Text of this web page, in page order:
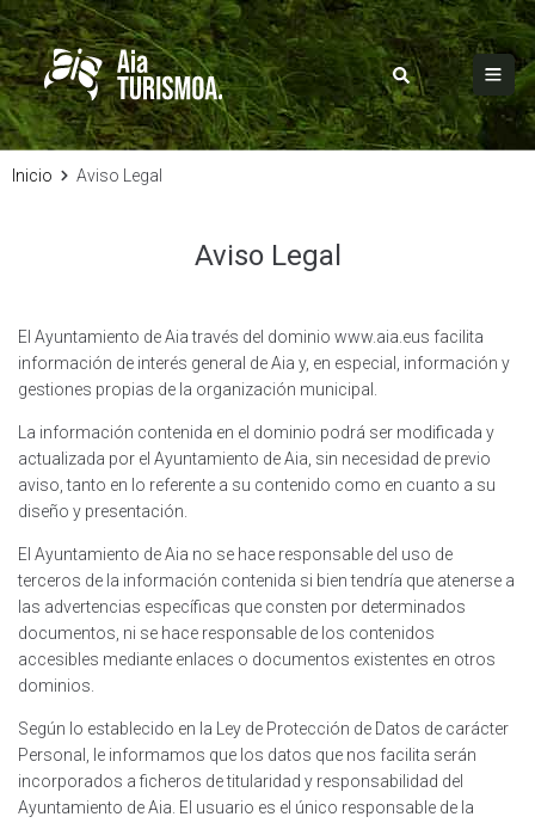
Inicio Aviso Legal
Aviso Legal
El Ayuntamiento de Aia través del dominio www.aia.eus facilita
información de interés general de Aia y, en especial, información y
gestiones propias de la organización municipal.
La información contenida en el dominio podrá ser modificada y
actualizada por el Ayuntamiento de Aia, sin necesidad de previo
aviso, tanto en lo referente a su contenido como en cuanto a su
diseño y presentación.
El Ayuntamiento de Aia no se hace responsable del uso de
terceros de la información contenida si bien tendría que atenerse a
las advertencias específicas que consten por determinados
documentos, ni se hace responsable de los contenidos
accesibles mediante enlaces o documentos existentes en otros
dominios.
Según lo establecido en la Ley de Protección de Datos de carácter
Personal, le informamos que los datos que nos facilita serán
incorporados a ficheros de titularidad y responsabilidad del
Ayuntamiento de Aia. El usuario es el único responsable de la